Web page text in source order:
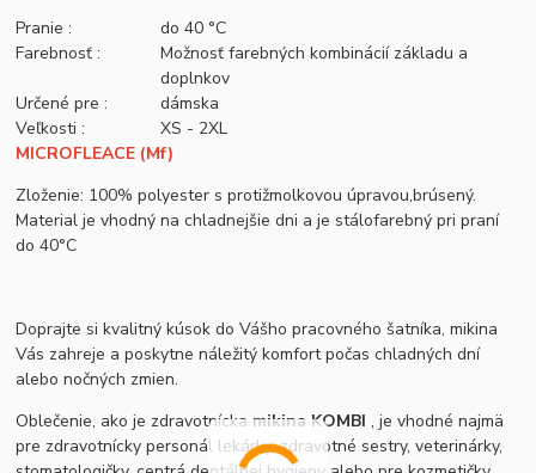
Pranie :
do 40 °C
Farebnosť :
Možnosť farebných kombinácií základu a
doplnkov
Určené pre :
dámska
Veľkosti :
XS - 2XL
MICROFLEACE (Mf)
Zloženie: 100% polyester s protižmolkovou úpravou,brúsený.
Material je vhodný na chladnejšie dni a je stálofarebný pri praní
do 40°C
Doprajte si kvalitný kúsok do Vášho pracovného šatníka, mikina
Vás zahreje a poskytne náležitý komfort počas chladných dní
alebo nočných zmien.
Oblečenie, ako je zdravotnícka mikina KOMBI , je vhodné najmä
pre zdravotnícky personál lekárky, zdravotné sestry, veterinárky,